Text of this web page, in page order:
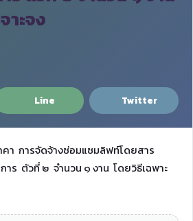
าะจง
Line Twitter
คา การจัดจ้างซ่อมแซมลิฟท์โดยสาร
ร ตัวที่ ๒ จำนวน ๑ งาน โดยวิธีเฉพาะ